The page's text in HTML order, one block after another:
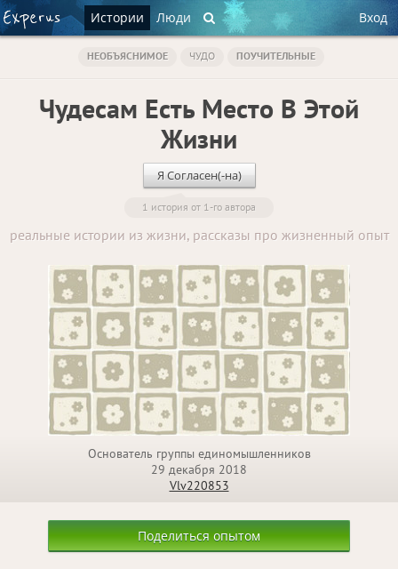
Истории Люди Вход
НЕОБЪЯСНИМОЕ ЧУДО ПОУЧИТЕЛЬНЫЕ
Чудесам Есть Место В Этой
Жизни
Я Согласен(-на)
1 история от 1-го автора
реальные истории из жизни, рассказы про жизненный опыт
Основатель группы единомышленников
29 декабря 2018
Vlv220853
Поделиться опытом